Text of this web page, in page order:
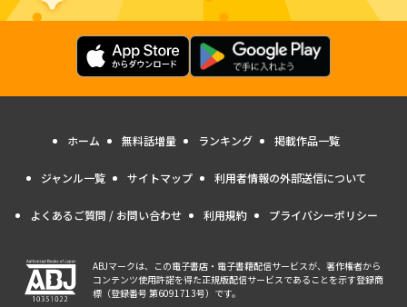
ホーム 無料話増量 ランキング 掲載作品一覧
ジャンル一覧 サイトマップ 利用者情報の外部送信について
よくあるご質問 / お問い合わせ 利用規約 プライバシーポリシー
ABJマークは、この電子書店・電子書籍配信サービスが、著作権者から
コンテンツ使用許諾を得た正規版配信サービスであることを示す登録商
標（登録番号 第6091713号）です。